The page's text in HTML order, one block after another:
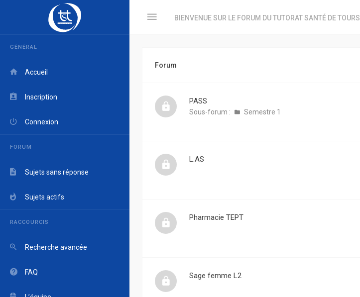
BIENVENUE SUR LE FORUM DU TUTORAT SANTÉ DE TOURS
GÉNÉRAL
Accueil
Inscription
Connexion
FORUM
Sujets sans réponse
Sujets actifs
RACCOURCIS
Recherche avancée
FAQ
Forum
PASS
Sous-forum : Semestre 1
L.AS
Pharmacie TEPT
Sage femme L2